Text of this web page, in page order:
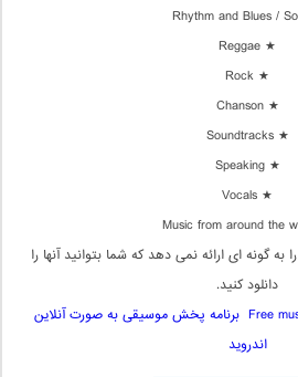
★ Reggae
★ Rock
★ Chanson
★ Soundtracks
★ Speaking
★ Vocals
توجه:این برنامه فایل های mp3 را به گونه ای ارائه نمی دهد که شما بتوانید آنها را
دانلود کنید.
دانلود Free music listen to online برنامه پخش موسیقی به صورت آنلاین
اندروید